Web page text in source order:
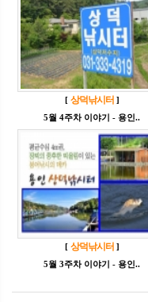
[ 상덕낚시터 ]
5월 4주차 이야기 - 용인..
[ 상덕낚시터 ]
5월 3주차 이야기 - 용인..